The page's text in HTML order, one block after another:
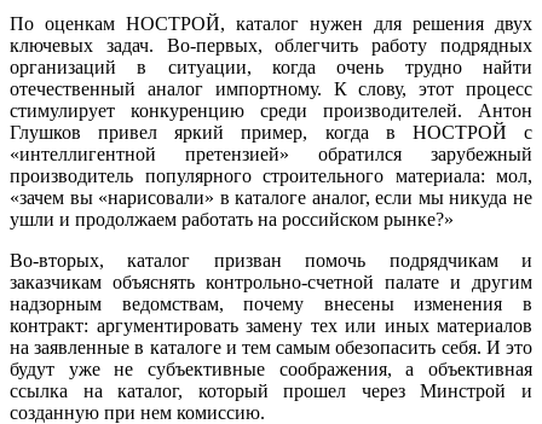
По оценкам НОСТРОЙ, каталог нужен для решения двух
ключевых задач. Во-первых, облегчить работу подрядных
организаций в ситуации, когда очень трудно найти
отечественный аналог импортному. К слову, этот процесс
стимулирует конкуренцию среди производителей. Антон
Глушков привел яркий пример, когда в НОСТРОЙ с
«интеллигентной претензией» обратился зарубежный
производитель популярного строительного материала: мол,
«зачем вы «нарисовали» в каталоге аналог, если мы никуда не
ушли и продолжаем работать на российском рынке?»
Во-вторых, каталог призван помочь подрядчикам и
заказчикам объяснять контрольно-счетной палате и другим
надзорным ведомствам, почему внесены изменения в
контракт: аргументировать замену тех или иных материалов
на заявленные в каталоге и тем самым обезопасить себя. И это
будут уже не субъективные соображения, а объективная
ссылка на каталог, который прошел через Минстрой и
созданную при нем комиссию.